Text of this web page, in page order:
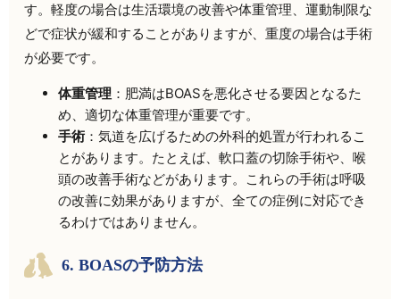
す。軽度の場合は生活環境の改善や体重管理、運動制限な
どで症状が緩和することがありますが、重度の場合は手術
が必要です。
体重管理：肥満はBOASを悪化させる要因となるた
め、適切な体重管理が重要です。
手術：気道を広げるための外科的処置が行われるこ
とがあります。たとえば、軟口蓋の切除手術や、喉
頭の改善手術などがあります。これらの手術は呼吸
の改善に効果がありますが、全ての症例に対応でき
るわけではありません。
6. BOASの予防方法